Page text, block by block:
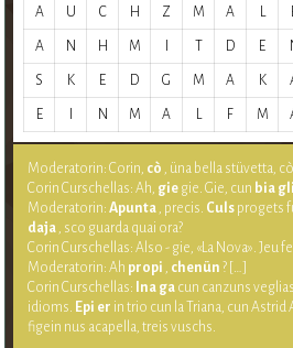
A U C H Z M A L
A N H M D E
S K E D G M A K
E N M A L F M
Moderatorin: Corin, cò , üna bella stüvetta,
Corin Curschellas: Ah, gie gie. Gie, cun bia
Moderatorin: Apunta , precis. Culs progets
daja , sco guarda quai ora?
Corin Curschellas: Also - gie, «La Nova». Jeu
Moderatorin: Ah propi , chenün ? […]
Corin Curschellas: Ina ga cun canzuns
idioms. Epi er in trio cun la Triana, cun Astrid
figein nus acapella, treis vuschs.